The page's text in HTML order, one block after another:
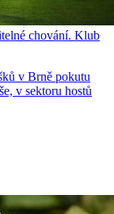
chování. Klub
v Brně pokutu
v sektoru hostů